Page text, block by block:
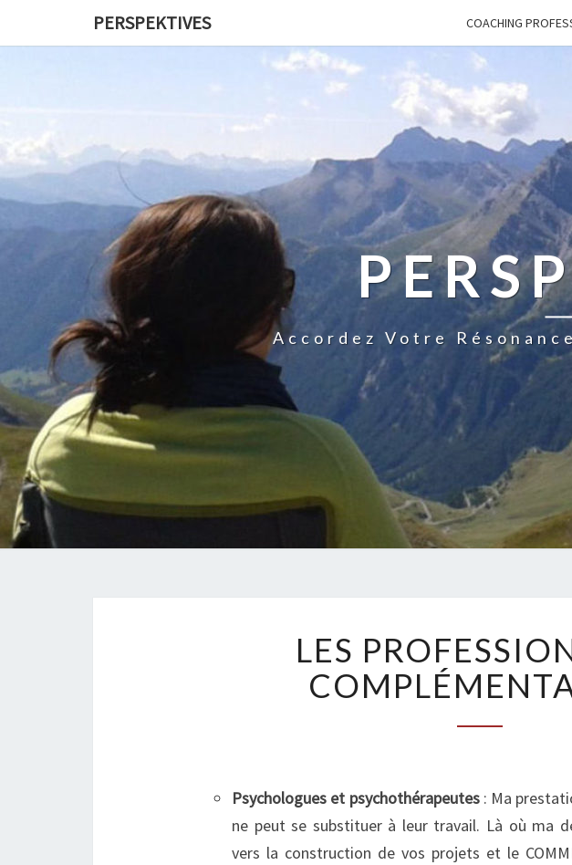
PERSPEKTIVES COACHING
Accordez Votre
E
S
P
S
S
LES
Psychologues et psychothérapeutes: Ma
ne peut se substituer à leur travail. Là où ma
vers la construction de vos projets et le